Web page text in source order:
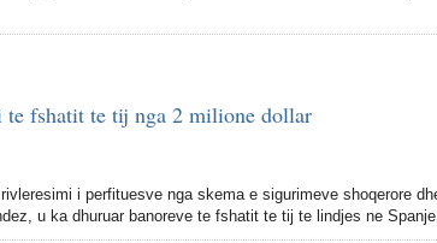
fshatit te tij nga 2 milione dollar
i perfituesve nga skema e sigurimeve shoqerore
u ka dhuruar banoreve te fshatit te tij te lindjes ne